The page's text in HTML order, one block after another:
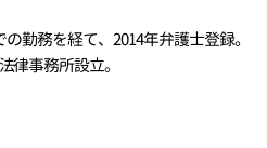
勤務を経て、2014年弁護士登録。
律事務所設立。